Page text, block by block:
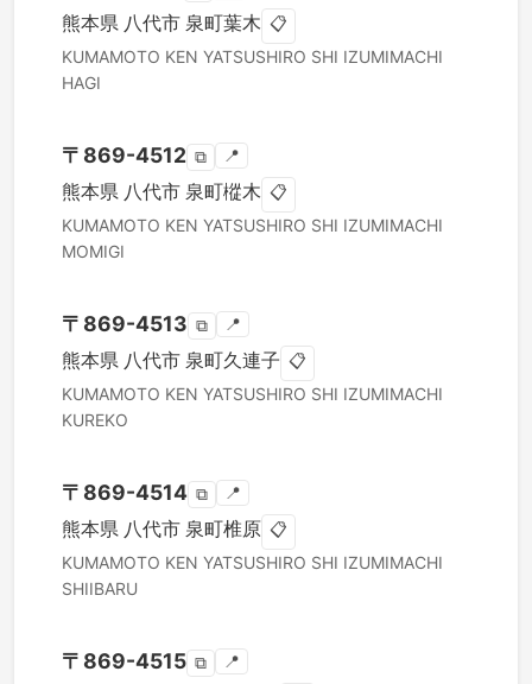
熊本県 八代市 泉町葉木 📋
KUMAMOTO KEN YATSUSHIRO SHI IZUMIMACHI
HAGI
〒 869-4512 ⧉ 📍
熊本県 八代市 泉町樅木 📋
KUMAMOTO KEN YATSUSHIRO SHI IZUMIMACHI
MOMIGI
〒 869-4513 ⧉ 📍
熊本県 八代市 泉町久連子 📋
KUMAMOTO KEN YATSUSHIRO SHI IZUMIMACHI
KUREKO
〒 869-4514 ⧉ 📍
熊本県 八代市 泉町椎原 📋
KUMAMOTO KEN YATSUSHIRO SHI IZUMIMACHI
SHIIBARU
〒 869-4515 ⧉ 📍